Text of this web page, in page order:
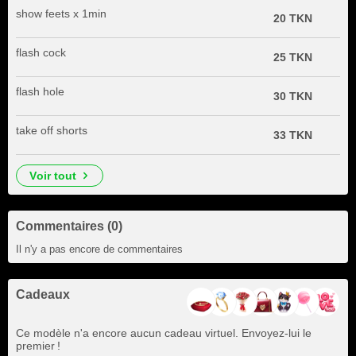
show feets x 1min 20 TKN
flash cock 25 TKN
flash hole 30 TKN
take off shorts 33 TKN
voir tout
Commentaires (0)
Il n'y a pas encore de commentaires
Cadeaux
Ce modèle n'a encore aucun cadeau virtuel. Envoyez-lui le
premier !